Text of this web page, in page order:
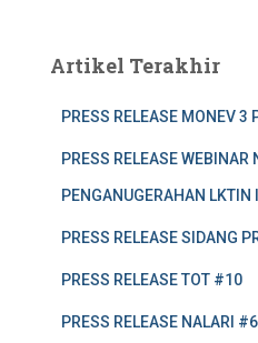
Artikel Terakhir
PRESS RELEASE MONEV
PRESS RELEASE WEBINAR
PENGANUGERAHAN LKTIN
PRESS RELEASE SIDANG
PRESS RELEASE TOT #10
PRESS RELEASE NALARI #6